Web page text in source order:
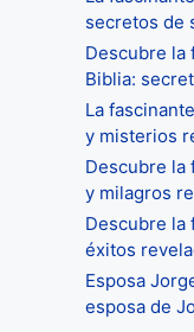
secretos de
Descubre la
Biblia:
La
y misterios
Descubre la
y milagros
Descubre la
éxitos
Esposa
esposa de